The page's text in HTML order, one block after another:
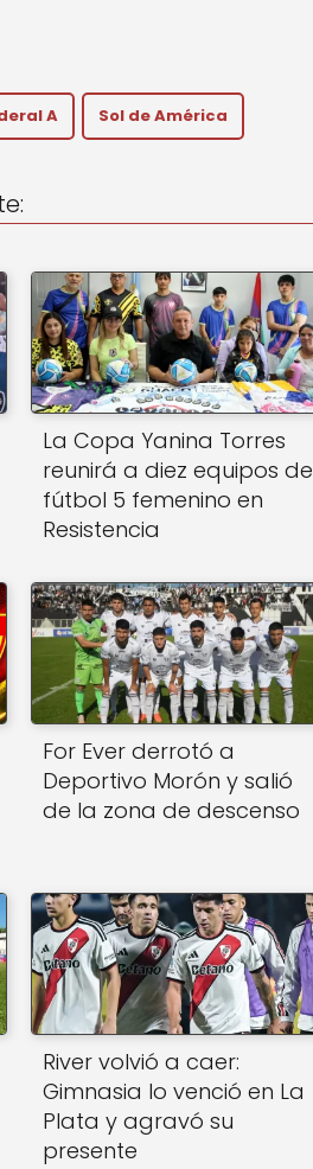
A Sol de América
La Copa Yanina Torres
reunirá a diez equipos de
fútbol 5 femenino en
Resistencia
For Ever derrotó a
Deportivo Morón y salió
de la zona de descenso
River volvió a caer:
Gimnasia lo venció en La
Plata y agravó su
presente